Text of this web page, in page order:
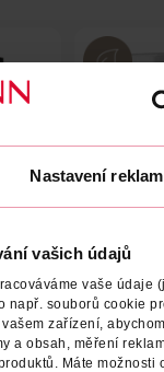
Nastavení reklam
vašich údajů
vaše údaje
např. souborů cookie
zařízení,
a obsah, měření
Máte možnosti
120 ks
359 Kč
doplněk
Blendea